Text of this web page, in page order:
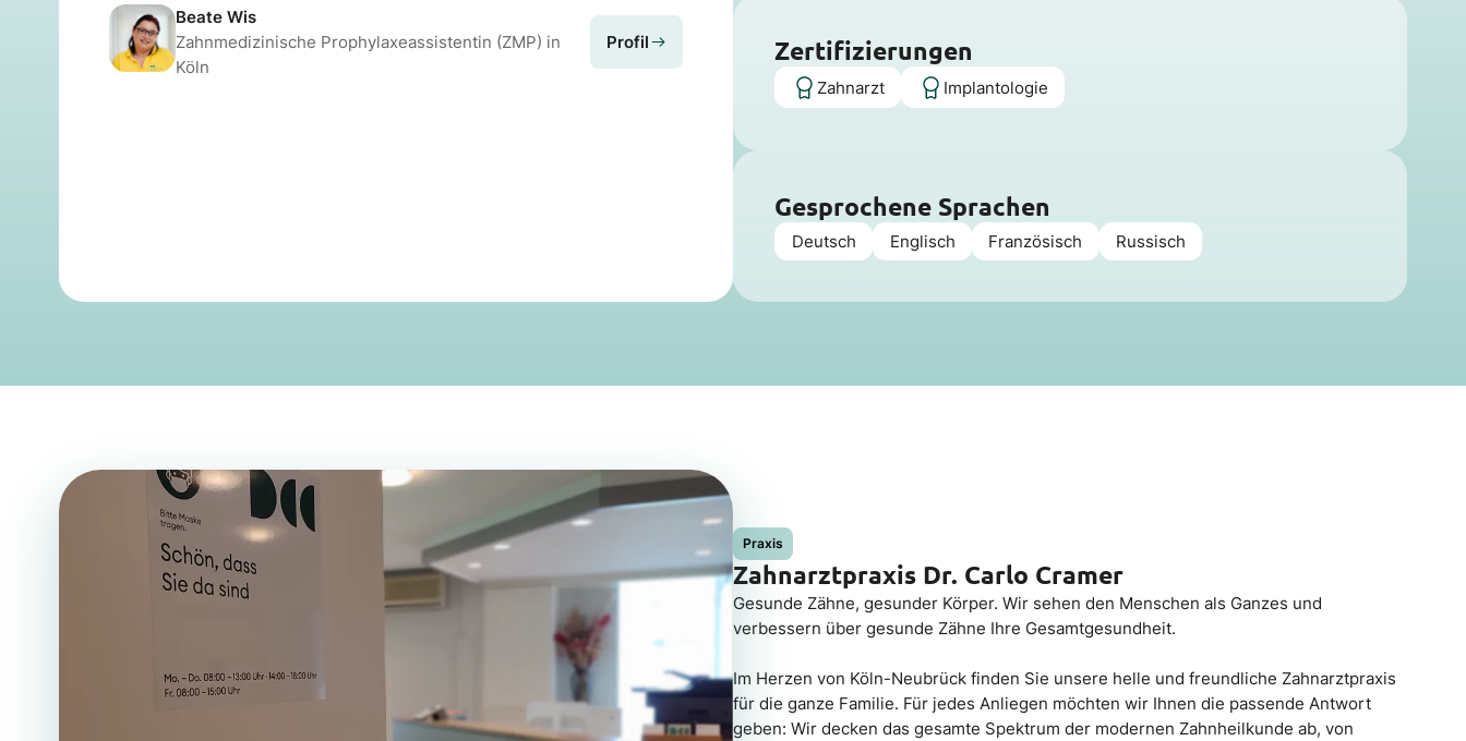
Beate Wis
Zahnmedizinische Prophylaxeassistentin (ZMP) in
Köln
Profil Zertifizierungen
Zahnarzt Implantologie
Gesprochene Sprachen
Deutsch Englisch Französisch Russisch
Praxis
Zahnarztpraxis Dr. Carlo Cramer
Gesunde Zähne, gesunder Körper. Wir sehen den Menschen als Ganzes und
verbessern über gesunde Zähne Ihre Gesamtgesundheit.
Im Herzen von Köln-Neubrück finden Sie unsere helle und freundliche Zahnarztpraxis
für die ganze Familie. Für jedes Anliegen möchten wir Ihnen die passende Antwort
geben: Wir decken das gesamte Spektrum der modernen Zahnheilkunde ab, von